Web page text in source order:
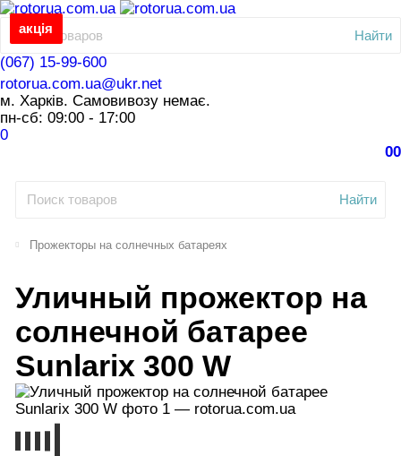
Найти
(067) 15-99-600
rotorua.com.ua@ukr.net
м. Харків. Самовивозу немає.
пн-сб: 09:00 - 17:00
0
00
Найти
Прожекторы на солнечных батареях
Уличный прожектор на
солнечной батарее
Sunlarix 300 W
акція